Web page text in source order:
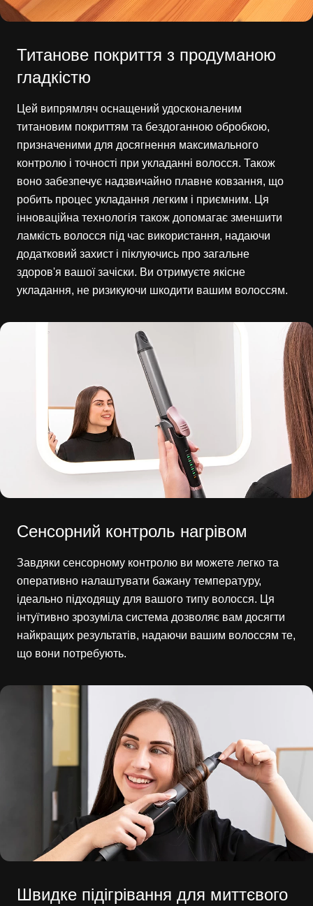
Титанове покриття з продуманою
гладкістю
Цей випрямляч оснащений удосконаленим
титановим покриттям та бездоганною обробкою,
призначеними для досягнення максимального
контролю і точності при укладанні волосся. Також
воно забезпечує надзвичайно плавне ковзання, що
робить процес укладання легким і приємним. Ця
інноваційна технологія також допомагає зменшити
ламкість волосся під час використання, надаючи
додатковий захист і піклуючись про загальне
здоров'я вашої зачіски. Ви отримуєте якісне
укладання, не ризикуючи шкодити вашим волоссям.
Сенсорний контроль нагрівом
Завдяки сенсорному контролю ви можете легко та
оперативно налаштувати бажану температуру,
ідеально підходящу для вашого типу волосся. Ця
інтуїтивно зрозуміла система дозволяє вам досягти
найкращих результатів, надаючи вашим волоссям те,
що вони потребують.
Швидке підігрівання для миттєвого